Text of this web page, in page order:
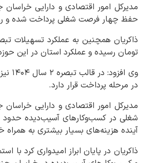
حفظ چهار فرصت شغلی پرداخت شده و
تومان رسیده و عملکرد استان در این حوزه از ۱۰۳ درصد عبور
در مرحله پرداخت قرار دارد.
مدیرکل امور اقتصادی و دارایی
آینده هزینه‌های بسیار بیشتری به
ذاکریان در پایان ابراز امیدواری کرد